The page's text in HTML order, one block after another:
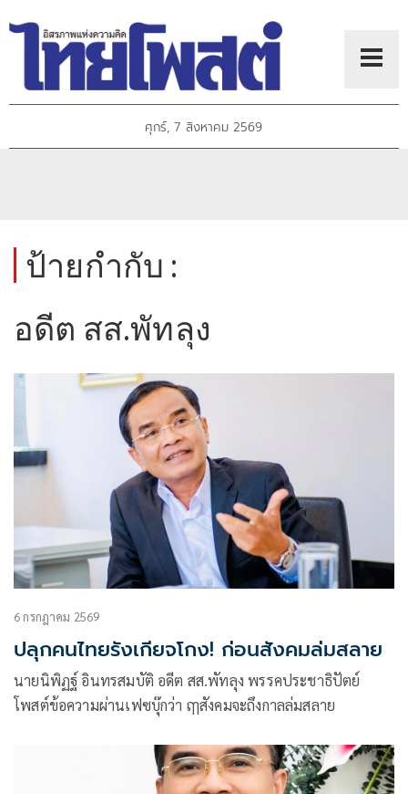
ศุกร์, 7 สิงหาคม 2569
ป้ายกำกับ :
อดีต สส.พัทลุง
6 กรกฎาคม 2569
ปลุกคนไทยรังเกียจโกง! ก่อนสังคมล่มสลาย
นายนิพิฏฐ์ อินทรสมบัติ อดีต สส.พัทลุง พรรคประชาธิปัตย์
โพสต์ข้อความผ่านเฟซบุ๊กว่า ฤๅสังคมจะถึงกาลล่มสลาย